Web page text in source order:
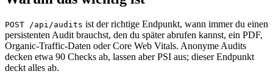
POST /api/audits ist der richtige Endpunkt, wann immer du einen
persistenten Audit brauchst, den du später abrufen kannst, ein PDF,
Organic-Traffic-Daten oder Core Web Vitals. Anonyme Audits
decken etwa 90 Checks ab, lassen aber PSI aus; dieser Endpunkt
deckt alles ab.